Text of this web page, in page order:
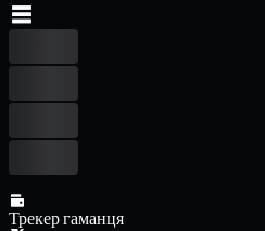
Трекер гаманця